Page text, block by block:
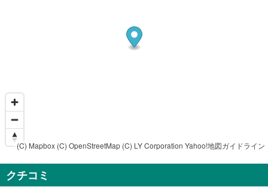
(C) Mapbox (C) OpenStreetMap (C) LY Corporation Yahoo!地図ガイドライン
クチコミ